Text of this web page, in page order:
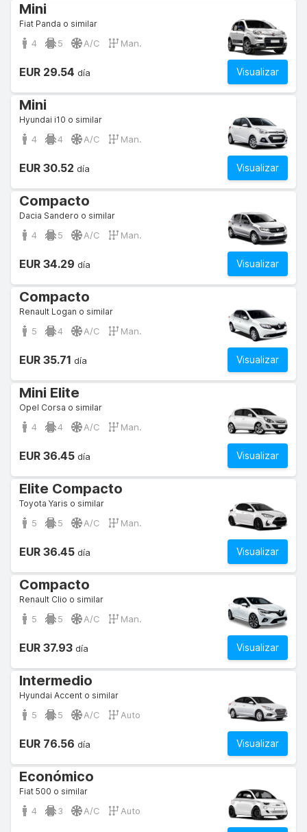
Mini
Fiat Panda o similar
4 5 A/C Man.
Visualizar
EUR 29.54 día
Mini
Hyundai i10 o similar
4 4 A/C Man.
Visualizar
EUR 30.52 día
Compacto
Dacia Sandero o similar
4 5 A/C Man.
Visualizar
EUR 34.29 día
Compacto
Renault Logan o similar
5 4 A/C Man.
Visualizar
EUR 35.71 día
Mini Elite
Opel Corsa o similar
4 4 A/C Man.
Visualizar
EUR 36.45 día
Elite Compacto
Toyota Yaris o similar
5 5 A/C Man.
Visualizar
EUR 36.45 día
Compacto
Renault Clio o similar
5 5 A/C Man.
Visualizar
EUR 37.93 día
Intermedio
Hyundai Accent o similar
5 5 A/C Auto
Visualizar
EUR 76.56 día
Económico
Fiat 500 o similar
4 3 A/C Auto